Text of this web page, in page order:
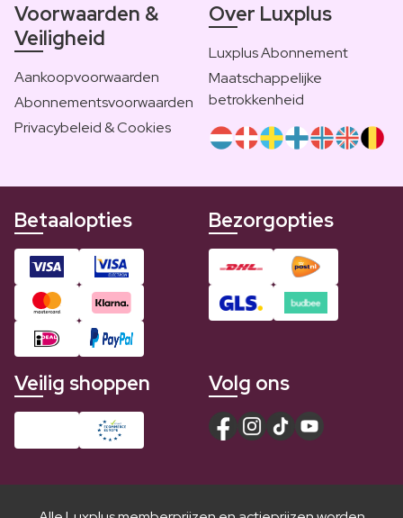
Voorwaarden &
Veiligheid
Aankoopvoorwaarden
Abonnementsvoorwaarden
Privacybeleid & Cookies
Over Luxplus
Luxplus Abonnement
Maatschappelijke
betrokkenheid
Betaalopties Bezorgopties
Veilig shoppen Volg ons